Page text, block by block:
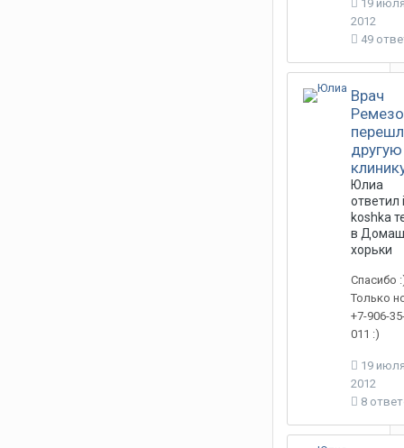
19
2012
49
Врач
другую
Юлиа
ответил
koshka
в
хорьки
Спасибо
Только
+7-906-
011 :)
19
2012
8